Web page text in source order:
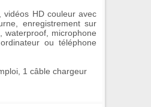
vidéos HD couleur avec
enregistrement sur
waterproof, microphone
ou téléphone
1 câble chargeur